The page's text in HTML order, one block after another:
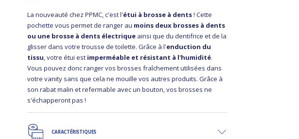
La nouveauté chez PPMC, c'est l'étui à brosse à dents! Cette
pochette vous permet de ranger au moins deux brosses à dents
ou une brosse à dents électrique ainsi que du dentifrice et de la
glisser dans votre trousse de toilette. Grâce à l'enduction du
tissu, votre étui est imperméable et résistant à l'humidité.
Vous pouvez donc ranger vos brosses fraîchement utilisées dans
votre vanity sans que cela ne mouille vos autres produits. Grâce à
son rabat malin et refermable avec un bouton, vos brosses ne
s'échapperont pas !
CARACTÉRISTIQUES